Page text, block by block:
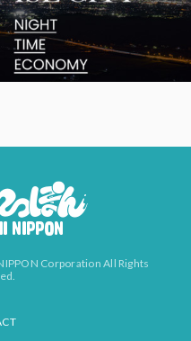
Corporation All Rights